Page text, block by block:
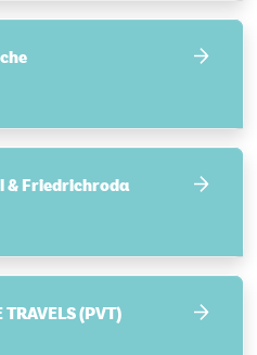
& Friedrichroda
(PVT)